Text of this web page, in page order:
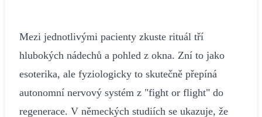
Mezi jednotlivými pacienty zkuste rituál tří
hlubokých nádechů a pohled z okna. Zní to jako
esoterika, ale fyziologicky to skutečně přepíná
autonomní nervový systém z "fight or flight" do
regenerace. V německých studiích se ukazuje, že